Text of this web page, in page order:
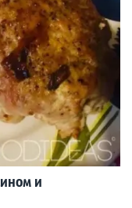
и